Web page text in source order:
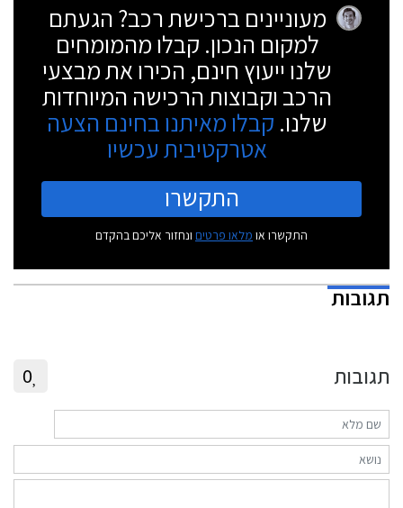
מעוניינים ברכישת רכב? הגעתם
למקום הנכון. קבלו מהמומחים
שלנו ייעוץ חינם, הכירו את מבצעי
הרכב וקבוצות הרכישה המיוחדות
שלנו. קבלו מאיתנו בחינם הצעה
אטרקטיבית עכשיו
התקשרו
התקשרו או מלאו פרטים ונחזור אליכם בהקדם
תגובות
תגובות 0